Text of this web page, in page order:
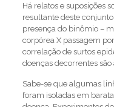
Há relatos e suposições
resultante deste
presença do binômio –
corpórea X passagem
correlação de surtos
doenças decorrentes são
Sabe-se que algumas
foram isoladas em